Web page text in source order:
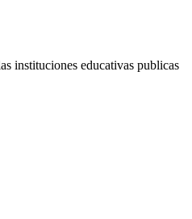
instituciones educativas publicas